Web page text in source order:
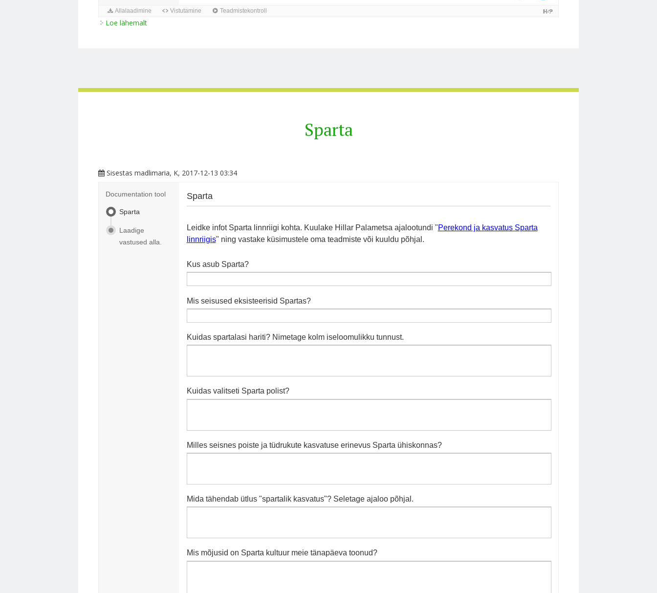
Loe lähemaltAteena ja Sparta võrdlus kohta
Sparta
Sisestas madlimaria, K, 2017-12-13 03:34